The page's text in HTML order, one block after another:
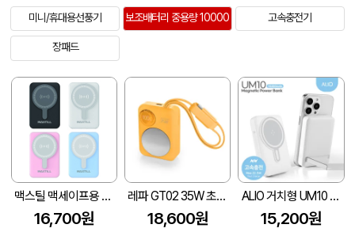
미니/휴대용선풍기 보조배터리 중용량 10000 고속충전기
장패드
맥스틸 맥세이프용 무선 보조배터리 GM-Mvolt 10000mAh
16,700원
레파 GT02 35W 초고속충전 내장케이블 미러 보조배터리 10000mAh
18,600원
ALIO 거치형 UM10 고속충전 맥세이프 보조배터리 10000mAh
15,200원